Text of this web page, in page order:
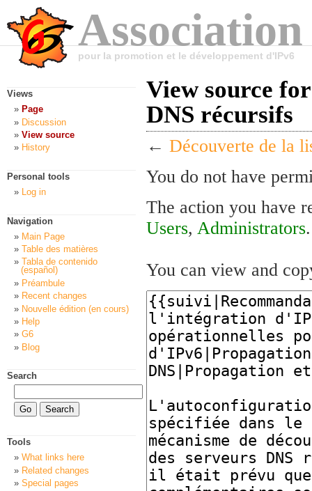
pour la promotion et le développement d'IPv6
View source
DNS récursifs
← Découverte de la
You do not have
The action you have
Users, Administrators.
You can view and
Views
Page
Discussion
View source
History
Personal tools
Log in
Navigation
Main Page
Table des matières
Tabla de contenido
(español)
Préambule
Recent changes
Nouvelle édition (en cours)
Help
G6
Blog
Search
Tools
What links here
Related changes
Special pages